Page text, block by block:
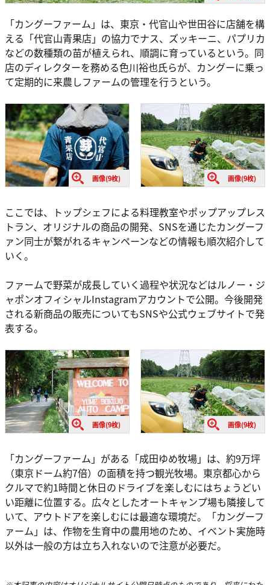
「カングーファーム」は、東京・代官山や世田谷に店舗を構
える「代官山青果店」の協力でナス、ズッキーニ、パプリカ
などの数種類の苗が植えられ、順調に育っているという。同
店のディレクターを務める色川裕也氏らが、カングーに乗っ
て定期的に来農しファームの管理を行うという。
画像(9枚) 画像(9枚)
ここでは、トップシェフによる料理教室やポップアップレス
トラン、オリジナルの商品の開発、SNSを通じたカングーフ
ァン同士が繋がれるキャンペーンなどの情報も順次紹介して
いく。
ファームで野菜が成長していく過程や状況などはルノー・ジ
ャポンオフィシャルInstagramアカウントで公開。今後開発
される新商品の販売についてもSNSや公式ウェブサイトで発
表する。
画像(9枚) 画像(9枚)
「カングーファーム」がある「成田ゆめ牧場」は、約9万坪
（東京ドーム約7倍）の面積を持つ観光牧場。東京都心から
クルマで約1時間と休日のドライブを楽しむにはちょうどい
い距離に位置する。広々としたオートキャンプ場も隣接して
いて、アウトドアを楽しむには最適な環境だ。「カングーフ
ァーム」は、作物を生育中の農用地のため、イベント実施時
以外は一般の方は立ち入れないので注意が必要だ。